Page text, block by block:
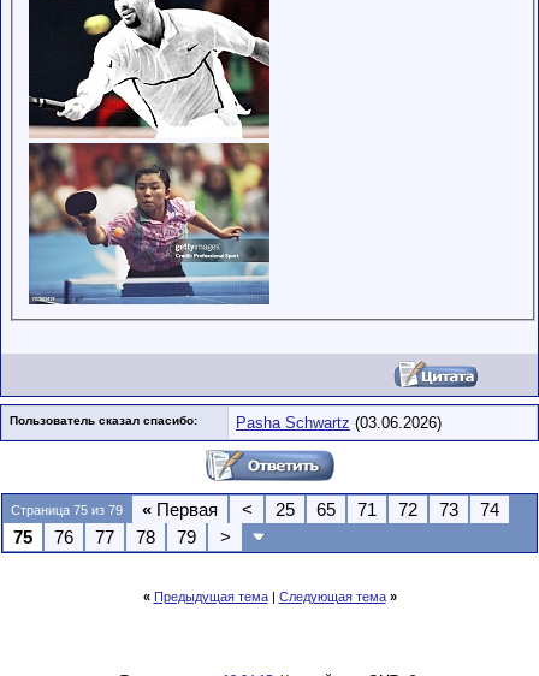
Пользователь сказал cпасибо: Pasha Schwartz (03.06.2026)
Страница 75 из 79 « Первая < 25 65 71 72 73
74
75
76 77 78 79 >
« Предыдущая тема| Следующая тема »